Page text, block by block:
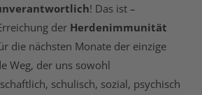
! Das ist –
der Herdenimmunität
die nächsten Monate der einzige
Weg, der uns sowohl
schulisch, sozial, psychisch